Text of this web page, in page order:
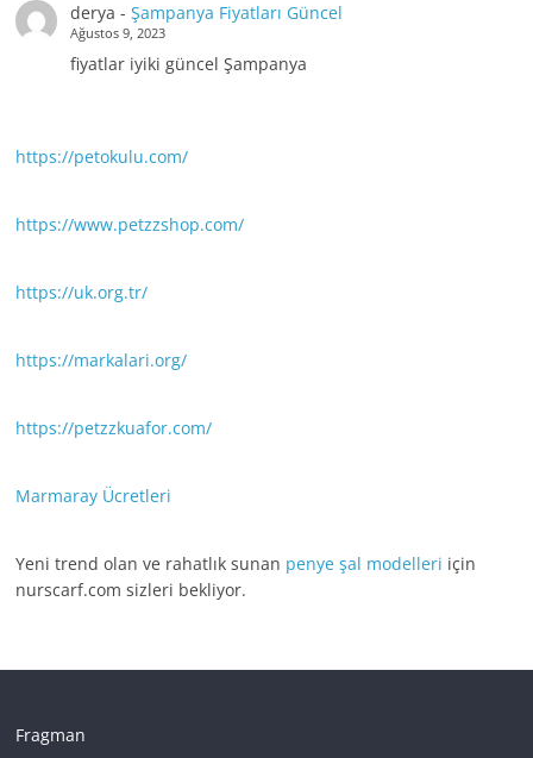
derya - Şampanya Fiyatları Güncel
Ağustos 9, 2023
fiyatlar iyiki güncel Şampanya
https://petokulu.com/
https://www.petzzshop.com/
https://uk.org.tr/
https://markalari.org/
https://petzzkuafor.com/
Marmaray Ücretleri
Yeni trend olan ve rahatlık sunan penye şal modelleri için
nurscarf.com sizleri bekliyor.
Fragman